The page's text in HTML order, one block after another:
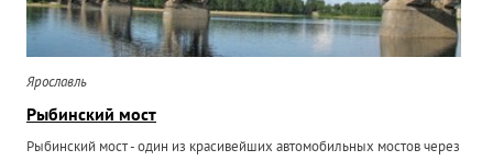
Ярославль
Рыбинский мост
Рыбинский мост - один из красивейших автомобильных мостов через